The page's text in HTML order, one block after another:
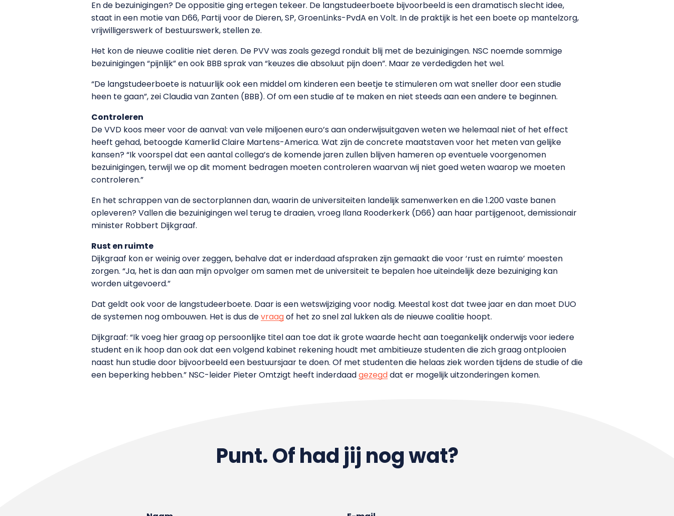
En de bezuinigingen? De oppositie ging ertegen tekeer. De langstudeerboete bijvoorbeeld is een dramatisch slecht idee,
staat in een motie van D66, Partij voor de Dieren, SP, GroenLinks-PvdA en Volt. In de praktijk is het een boete op mantelzorg,
vrijwilligerswerk of bestuurswerk, stellen ze.
Het kon de nieuwe coalitie niet deren. De PVV was zoals gezegd ronduit blij met de bezuinigingen. NSC noemde sommige
bezuinigingen “pijnlijk” en ook BBB sprak van “keuzes die absoluut pijn doen”. Maar ze verdedigden het wel.
“De langstudeerboete is natuurlijk ook een middel om kinderen een beetje te stimuleren om wat sneller door een studie
heen te gaan”, zei Claudia van Zanten (BBB). Of om een studie af te maken en niet steeds aan een andere te beginnen.
Controleren
De VVD koos meer voor de aanval: van vele miljoenen euro’s aan onderwijsuitgaven weten we helemaal niet of het effect
heeft gehad, betoogde Kamerlid Claire Martens-America. Wat zijn de concrete maatstaven voor het meten van gelijke
kansen? “Ik voorspel dat een aantal collega’s de komende jaren zullen blijven hameren op eventuele voorgenomen
bezuinigingen, terwijl we op dit moment bedragen moeten controleren waarvan wij niet goed weten waarop we moeten
controleren.”
En het schrappen van de sectorplannen dan, waarin de universiteiten landelijk samenwerken en die 1.200 vaste banen
opleveren? Vallen die bezuinigingen wel terug te draaien, vroeg Ilana Rooderkerk (D66) aan haar partijgenoot, demissionair
minister Robbert Dijkgraaf.
Rust en ruimte
Dijkgraaf kon er weinig over zeggen, behalve dat er inderdaad afspraken zijn gemaakt die voor ‘rust en ruimte’ moesten
zorgen. “Ja, het is dan aan mijn opvolger om samen met de universiteit te bepalen hoe uiteindelijk deze bezuiniging kan
worden uitgevoerd.”
Dat geldt ook voor de langstudeerboete. Daar is een wetswijziging voor nodig. Meestal kost dat twee jaar en dan moet DUO
de systemen nog ombouwen. Het is dus devraagof het zo snel zal lukken als de nieuwe coalitie hoopt.
Dijkgraaf: “Ik voeg hier graag op persoonlijke titel aan toe dat ik grote waarde hecht aan toegankelijk onderwijs voor iedere
student en ik hoop dan ook dat een volgend kabinet rekening houdt met ambitieuze studenten die zich graag ontplooien
naast hun studie door bijvoorbeeld een bestuursjaar te doen. Of met studenten die helaas ziek worden tijdens de studie of die
een beperking hebben.” NSC-leider Pieter Omtzigt heeft inderdaadgezegddat er mogelijk uitzonderingen komen.
Punt. Of had jij nog wat?